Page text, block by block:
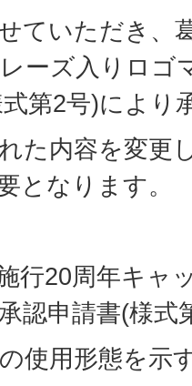
ていただき、
ーズ入りロゴ
第2号)により
た内容を変更
となります。
行20周年キャ
認申請書(様式
使用形態を示